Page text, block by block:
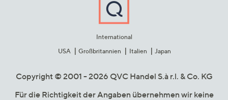
International
USA
Großbritannien Italien Japan
Copyright © 2001 - 2026 QVC Handel S.à r.l. & Co. KG
Für die Richtigkeit der Angaben übernehmen wir keine